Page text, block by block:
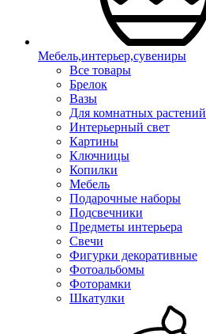
Мебель,интерьер,сувениры
Все товары
Брелок
Вазы
Для комнатных растений
Интерьерный свет
Картины
Ключницы
Копилки
Мебель
Подарочные наборы
Подсвечники
Предметы интерьера
Свечи
Фигурки декоративные
Фотоальбомы
Фоторамки
Шкатулки